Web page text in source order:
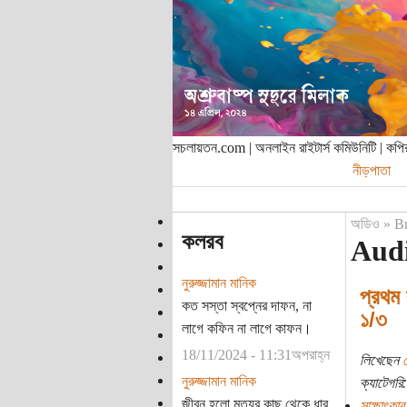
সচলায়তন.com | অনলাইন রাইটার্স কমিউনিটি |
নীড়পাতা
কলরব
নুরুজ্জামান মানিক
কত সস্তা স্বপ্নের দাফন, না
লাগে কফিন না লাগে কাফন।
18/11/2024 - 11:31অপরাহ্ন
নুরুজ্জামান মানিক
জীবন হলো মৃত্যুর কাছ থেকে ধার
অডিও »
প্রথম
১/৩
লিখেছেন
ক্যাটেগরি: